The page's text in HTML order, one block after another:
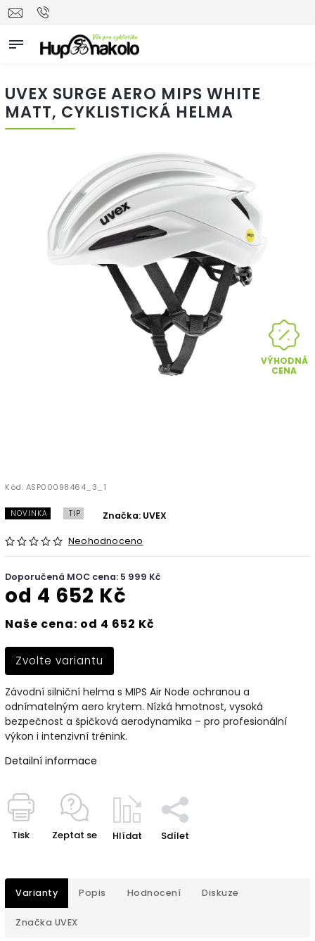
UVEX SURGE AERO MIPS WHITE
MATT, CYKLISTICKÁ HELMA
VÝHODNÁ
CENA
Kód: ASP00098464_3_1
NOVINKA TIP
Neohodnoceno
Značka: UVEX
Doporučená MOC cena: 5 999 Kč
od 4 652 Kč
Naše cena: od 4 652 Kč
Zvolte variantu
Závodní silniční helma s MIPS Air Node ochranou a
odnímatelným aero krytem. Nízká hmotnost, vysoká
bezpečnost a špičková aerodynamika – pro profesionální
výkon i intenzivní trénink.
Detailní informace
Tisk Zeptat se Hlídat Sdílet
Varianty Popis Hodnocení Diskuze
Značka UVEX